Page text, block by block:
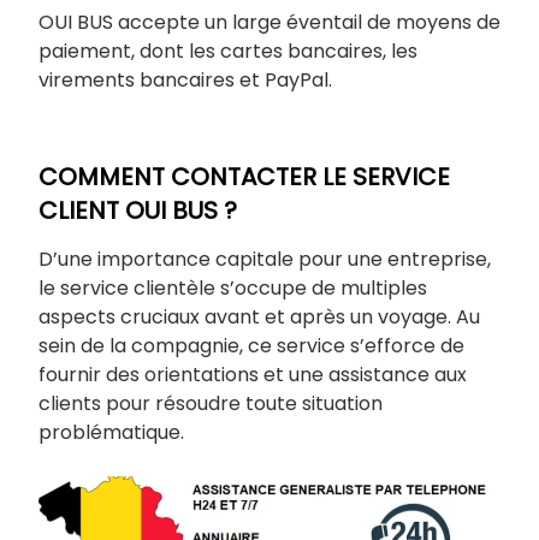
OUI BUS accepte un large éventail de moyens de
paiement, dont les cartes bancaires, les
virements bancaires et PayPal.
COMMENT CONTACTER LE SERVICE
CLIENT OUI BUS ?
D’une importance capitale pour une entreprise,
le service clientèle s’occupe de multiples
aspects cruciaux avant et après un voyage. Au
sein de la compagnie, ce service s’efforce de
fournir des orientations et une assistance aux
clients pour résoudre toute situation
problématique.